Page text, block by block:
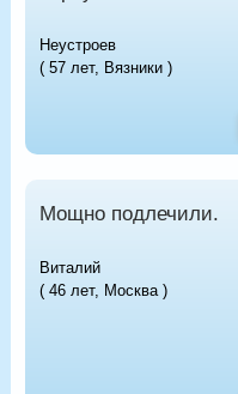
Неустроев
( 57 лет, Вязники )
Мощно подлечили.
Виталий
( 46 лет, Москва )